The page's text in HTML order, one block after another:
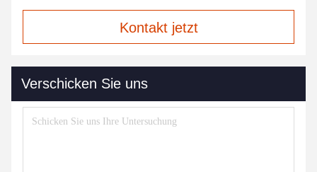
Kontakt jetzt
Verschicken Sie uns